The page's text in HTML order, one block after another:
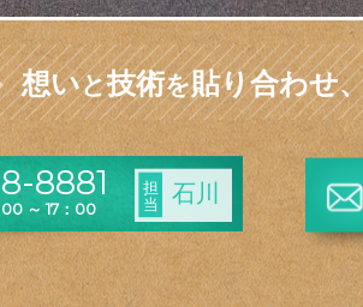
想いと技術を貼り合わせ
8881
～ 17：00
担
当
石川